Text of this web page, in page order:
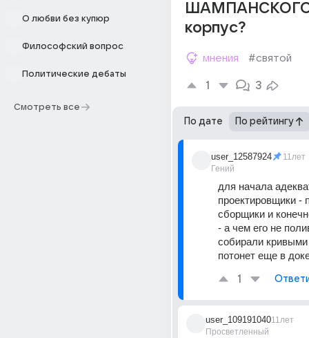
О любви без купюр
Философский вопрос
Политические дебаты
Смотреть все
корпус?
мнения #святой
1 3
По дате По рейтингу
user_12587924
Гений
11лет
для начала
проектировщики -
сборщики и
- а чем его не
собирали
потонет еще в
1
user_109191040
Просветленный
11лет